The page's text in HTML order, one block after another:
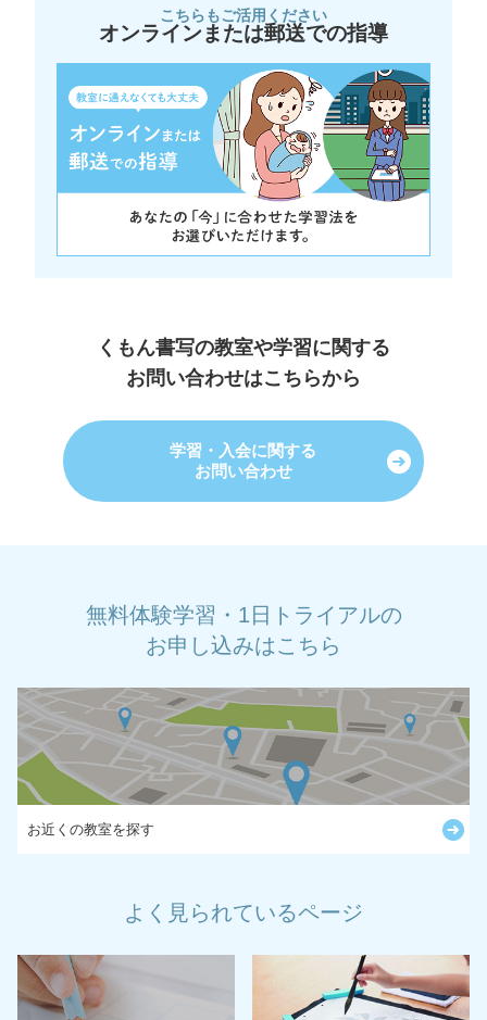
こちらもご活用ください
オンラインまたは郵送での指導
くもん書写の教室や学習に関する
お問い合わせはこちらから
学習・入会に関する
お問い合わせ
無料体験学習・1日トライアルの
お申し込みはこちら
お近くの教室を探す
よく見られているページ